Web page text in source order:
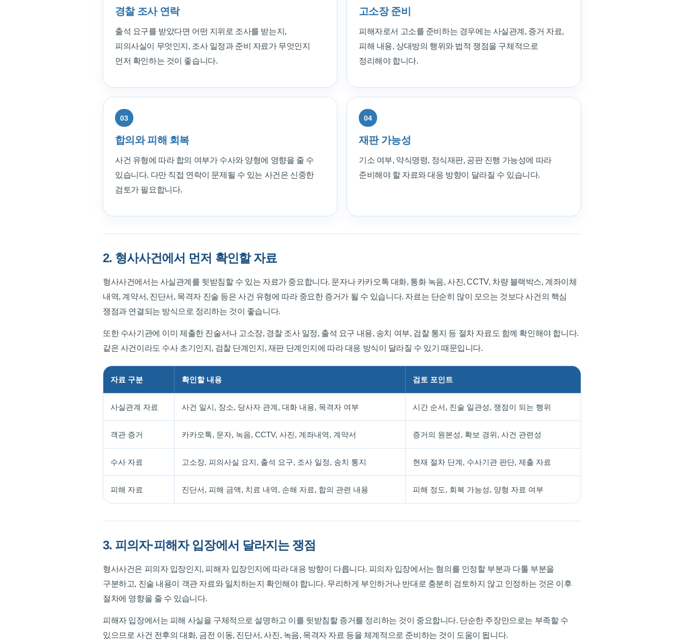
경찰 조사 연락
출석 요구를 받았다면 어떤 지위로 조사를 받는지,
피의사실이 무엇인지, 조사 일정과 준비 자료가 무엇인지
먼저 확인하는 것이 좋습니다.
고소장 준비
피해자로서 고소를 준비하는 경우에는 사실관계, 증거 자료,
피해 내용, 상대방의 행위와 법적 쟁점을 구체적으로
정리해야 합니다.
03
합의와 피해 회복
사건 유형에 따라 합의 여부가 수사와 양형에 영향을 줄 수
있습니다. 다만 직접 연락이 문제될 수 있는 사건은 신중한
검토가 필요합니다.
04
재판 가능성
기소 여부, 약식명령, 정식재판, 공판 진행 가능성에 따라
준비해야 할 자료와 대응 방향이 달라질 수 있습니다.
2. 형사사건에서 먼저 확인할 자료
형사사건에서는 사실관계를 뒷받침할 수 있는 자료가 중요합니다. 문자나 카카오톡 대화, 통화 녹음, 사진, CCTV, 차량 블랙박스, 계좌이체
내역, 계약서, 진단서, 목격자 진술 등은 사건 유형에 따라 중요한 증거가 될 수 있습니다. 자료는 단순히 많이 모으는 것보다 사건의 핵심
쟁점과 연결되는 방식으로 정리하는 것이 좋습니다.
또한 수사기관에 이미 제출한 진술서나 고소장, 경찰 조사 일정, 출석 요구 내용, 송치 여부, 검찰 통지 등 절차 자료도 함께 확인해야 합니다.
같은 사건이라도 수사 초기인지, 검찰 단계인지, 재판 단계인지에 따라 대응 방식이 달라질 수 있기 때문입니다.
자료 구분 확인할 내용 검토 포인트
사실관계 자료 사건 일시, 장소, 당사자 관계, 대화 내용, 목격자 여부 시간 순서, 진술 일관성, 쟁점이 되는 행위
객관 증거 카카오톡, 문자, 녹음, CCTV, 사진, 계좌내역, 계약서 증거의 원본성, 확보 경위, 사건 관련성
수사 자료 고소장, 피의사실 요지, 출석 요구, 조사 일정, 송치 통지 현재 절차 단계, 수사기관 판단, 제출 자료
피해 자료 진단서, 피해 금액, 치료 내역, 손해 자료, 합의 관련 내용 피해 정도, 회복 가능성, 양형 자료 여부
3. 피의자·피해자 입장에서 달라지는 쟁점
형사사건은 피의자 입장인지, 피해자 입장인지에 따라 대응 방향이 다릅니다. 피의자 입장에서는 혐의를 인정할 부분과 다툴 부분을
구분하고, 진술 내용이 객관 자료와 일치하는지 확인해야 합니다. 무리하게 부인하거나 반대로 충분히 검토하지 않고 인정하는 것은 이후
절차에 영향을 줄 수 있습니다.
피해자 입장에서는 피해 사실을 구체적으로 설명하고 이를 뒷받침할 증거를 정리하는 것이 중요합니다. 단순한 주장만으로는 부족할 수
있으므로 사건 전후의 대화, 금전 이동, 진단서, 사진, 녹음, 목격자 자료 등을 체계적으로 준비하는 것이 도움이 됩니다.